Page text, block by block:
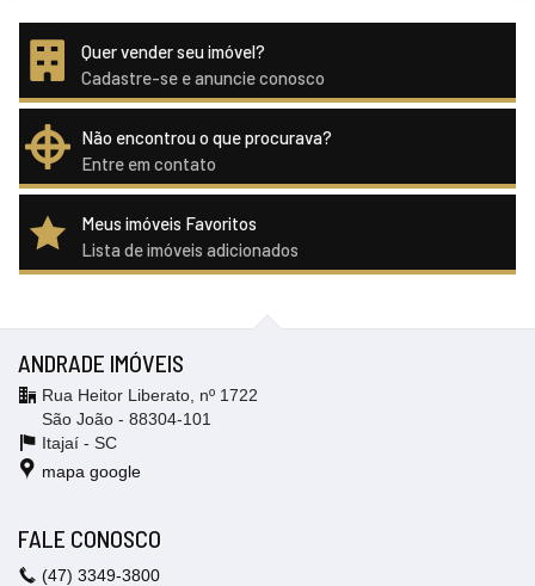
Quer vender seu imóvel?
Cadastre-se e anuncie conosco
Não encontrou o que procurava?
Entre em contato
Meus imóveis Favoritos
Lista de imóveis adicionados
ANDRADE IMÓVEIS
Rua Heitor Liberato, nº 1722
São João - 88304-101
Itajaí - SC
mapa google
FALE CONOSCO
(47) 3349-3800